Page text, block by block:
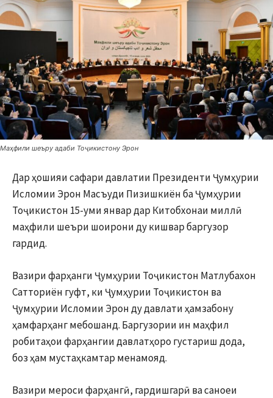
Маҳфили шеъру адаби Тоҷикистону Эрон
Дар ҳошияи сафари давлатии Президенти Ҷумҳурии
Исломии Эрон Масъуди Пизишкиён ба Ҷумҳурии
Тоҷикистон 15-уми январ дар Китобхонаи миллӣ
маҳфили шеъри шоирони ду кишвар баргузор
гардид.
Вазири фарҳанги Ҷумҳурии Тоҷикистон Матлубахон
Сатториён гуфт, ки Ҷумҳурии Тоҷикистон ва
Ҷумҳурии Исломии Эрон ду давлати ҳамзабону
ҳамфарҳанг мебошанд. Баргузории ин маҳфил
робитаҳои фарҳангии давлатҳоро густариш дода,
боз ҳам мустаҳкамтар менамояд.
Вазири мероси фарҳангӣ, гардишгарӣ ва саноеи